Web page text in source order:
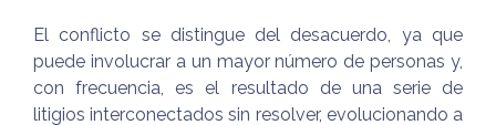
El conflicto se distingue del desacuerdo, ya que
puede involucrar a un mayor número de personas y,
con frecuencia, es el resultado de una serie de
litigios interconectados sin resolver, evolucionando a